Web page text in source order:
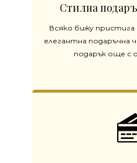
Стилна
Всяко бижу пристига
елегантна подаръчна
подарък още с